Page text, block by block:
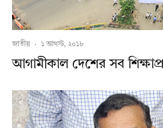
জাতীয় · ১ আগস্ট, ২০১৮
আগামীকাল দেশের সব